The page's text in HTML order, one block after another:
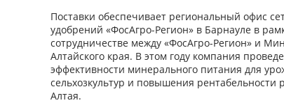
Поставки обеспечивает региональный офис
удобрений «ФосАгро-Регион» в Барнауле в
сотрудничестве между «ФосАгро-Регион» и
Алтайского края. В этом году компания
эффективности минерального питания для
сельхозкультур и повышения рентабельности
Алтая.